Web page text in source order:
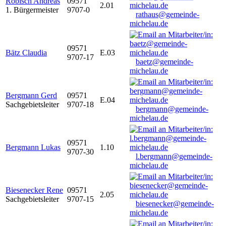
1. Bürgermeister
9707-0
2.01
rathaus@gemeinde-
michelau.de
Bätz Claudia
09571
9707-17
E.03
baetz@gemeinde-
michelau.de
Bergmann Gerd
Sachgebietsleiter
09571
9707-18
E.04
bergmann@gemeinde-
michelau.de
Bergmann Lukas
09571
9707-30
1.10
l.bergmann@gemeinde-
michelau.de
Biesenecker Rene
Sachgebietsleiter
09571
9707-15
2.05
biesenecker@gemeinde-
michelau.de